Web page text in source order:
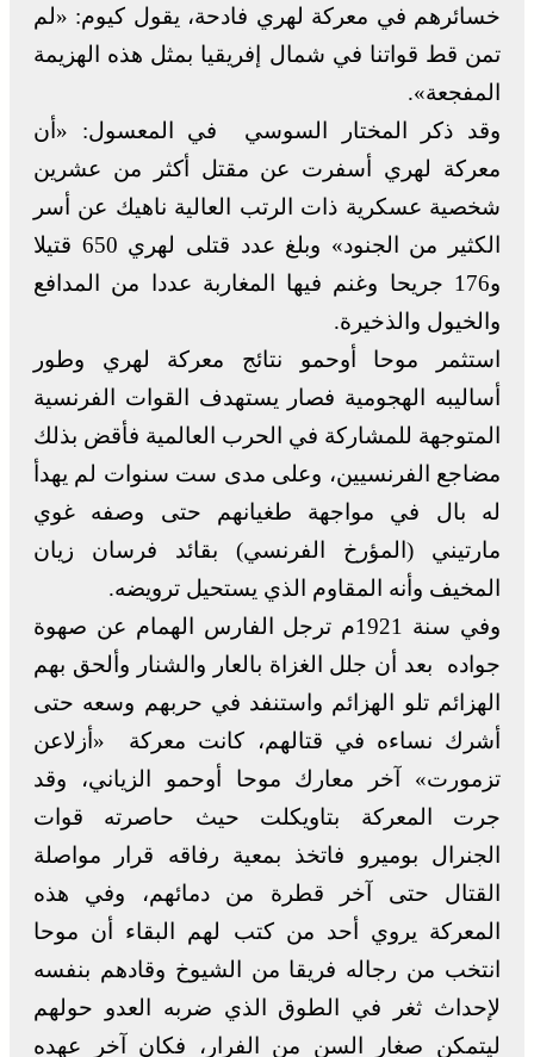
خسائرهم في معركة لهري فادحة، يقول كيوم: «لم
تمن قط قواتنا في شمال إفريقيا بمثل هذه الهزيمة
المفجعة».
وقد ذكر المختار السوسي في المعسول: «أن
معركة لهري أسفرت عن مقتل أكثر من عشرين
شخصية عسكرية ذات الرتب العالية ناهيك عن أسر
الكثير من الجنود» وبلغ عدد قتلى لهري 650 قتيلا
و176 جريحا وغنم فيها المغاربة عددا من المدافع
والخيول والذخيرة.
استثمر موحا أوحمو نتائج معركة لهري وطور
أساليبه الهجومية فصار يستهدف القوات الفرنسية
المتوجهة للمشاركة في الحرب العالمية فأقض بذلك
مضاجع الفرنسيين، وعلى مدى ست سنوات لم يهدأ
له بال في مواجهة طغيانهم حتى وصفه غوي
مارتيني (المؤرخ الفرنسي) بقائد فرسان زيان
المخيف وأنه المقاوم الذي يستحيل ترويضه.
وفي سنة 1921م ترجل الفارس الهمام عن صهوة
جواده بعد أن جلل الغزاة بالعار والشنار وألحق بهم
الهزائم تلو الهزائم واستنفد في حربهم وسعه حتى
أشرك نساءه في قتالهم، كانت معركة «أزلاعن
تزمورت» آخر معارك موحا أوحمو الزياني، وقد
جرت المعركة بتاويكلت حيث حاصرته قوات
الجنرال بوميرو فاتخذ بمعية رفاقه قرار مواصلة
القتال حتى آخر قطرة من دمائهم، وفي هذه
المعركة يروي أحد من كتب لهم البقاء أن موحا
انتخب من رجاله فريقا من الشيوخ وقادهم بنفسه
لإحداث ثغر في الطوق الذي ضربه العدو حولهم
ليتمكن صغار السن من الفرار، فكان آخر عهده